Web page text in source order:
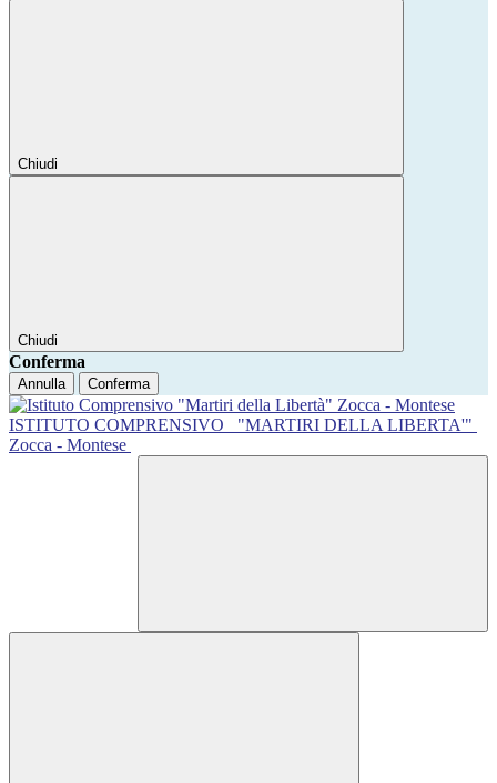
Chiudi
Chiudi
Conferma
Annulla Conferma
ISTITUTO COMPRENSIVO
"MARTIRI DELLA LIBERTA'"
Zocca - Montese